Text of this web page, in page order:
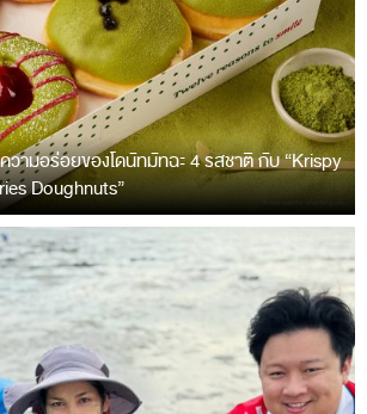
ามอร่อยของโดนัทมัทฉะ 4 รสชาติ กับ “Krispy
Doughnuts”